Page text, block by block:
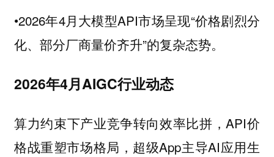
•2026年4月大模型API市场呈现“价格剧烈分
化、部分厂商量价齐升”的复杂态势。
2026年4月AIGC行业动态
算力约束下产业竞争转向效率比拼，API价
格战重塑市场格局，超级App主导AI应用生